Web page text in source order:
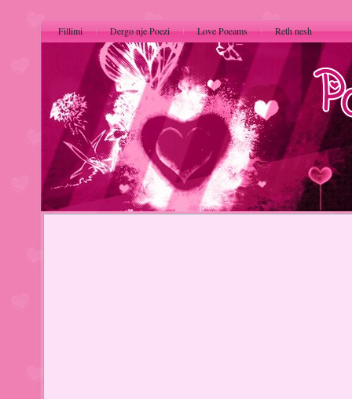
Fillimi Dergo nje Poezi Love Poeams Reth nesh